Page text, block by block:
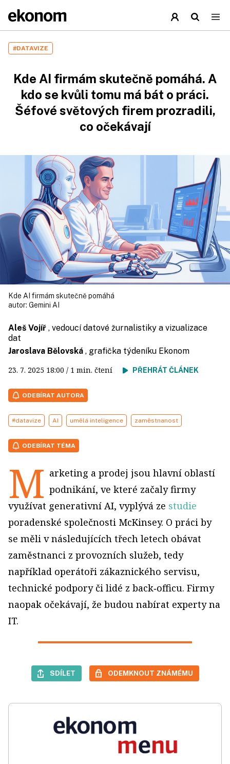
#DATAVIZE
Kde AI firmám skutečně pomáhá. A
kdo se kvůli tomu má bát o práci.
Šéfové světových firem prozradili,
co očekávají
Kde AI firmám skutečně pomáhá
autor: Gemini AI
Aleš Vojíř , vedoucí datové žurnalistiky a vizualizace
dat
Jaroslava Bělovská , grafička týdeníku Ekonom
23. 7. 2025 18:00 / 1 min. čtení PŘEHRÁT ČLÁNEK
ODEBÍRAT AUTORA
#datavize AI umělá inteligence zaměstnanost
ODEBÍRAT TÉMA
M arketing a prodej jsou hlavní oblastí
podnikání, ve které začaly firmy
využívat generativní AI, vyplývá ze studie
poradenské společnosti McKinsey. O práci by
se měli v následujících třech letech obávat
zaměstnanci z provozních služeb, tedy
například operátoři zákaznického servisu,
technické podpory či lidé z back‑officu. Firmy
naopak očekávají, že budou nabírat experty na
IT.
SDÍLET ODEMKNOUT ZNÁMÉMU